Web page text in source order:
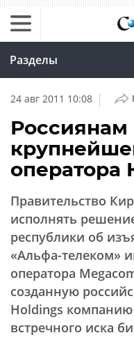
Разделы
24 авг 2011 10:08 |
Россиянам
оператора
Правительство
исполнять
республики об
«Альфа-телеком»
оператора
созданную
Holdings
встречного иска